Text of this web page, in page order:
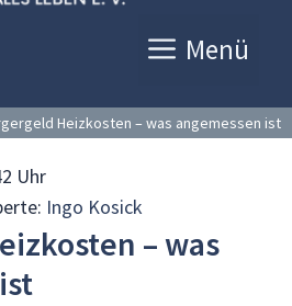
Menü
Heizkosten – was angemessen ist
Uhr
Ingo Kosick
– was